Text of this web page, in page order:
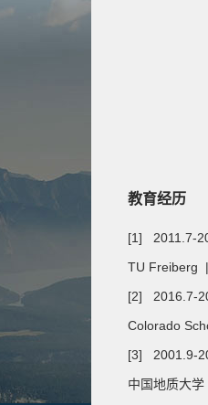
教育经历
[1] 2011.7-
TU Freiberg
[2] 2016.7-
Colorado
[3] 2001.9-
中国地质大